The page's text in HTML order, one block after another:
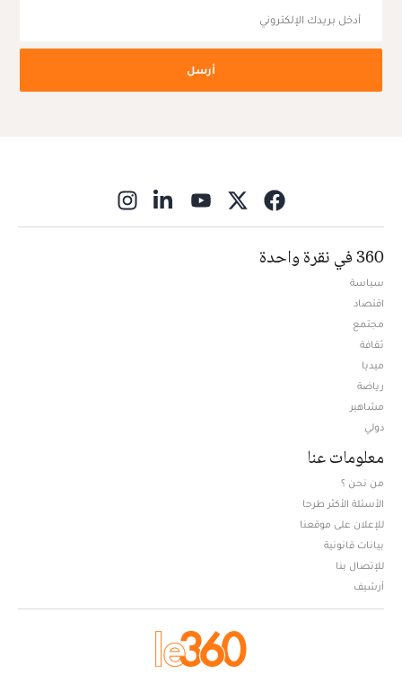
أرسل
360 في نقرة واحدة
سياسة
اقتصاد
مجتمع
ثقافة
ميديا
رياضة
مشاهير
دولي
معلومات عنا
من نحن ؟
الأسئلة الأكثر طرحا
للإعلان على موقعنا
بيانات قانونية
للإتصال بنا
أرشيف